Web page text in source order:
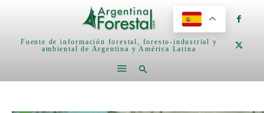
Fuente de información forestal, foresto-industrial y
ambiental de Argentina y América Latina